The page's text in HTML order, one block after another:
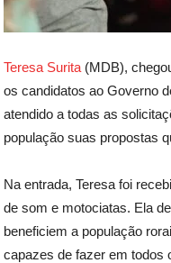
Teresa Surita (MDB),
os candidatos ao Governo
atendido a todas as
população suas propostas
Na entrada, Teresa foi
de som e motociatas. Ela
beneficiem a população
capazes de fazer em todos